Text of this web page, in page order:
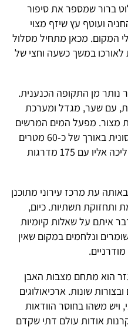
ברור שמספר את סיפור
ועוטף עץ שיזף מצוי
המקום. מכאן מתחיל מסלול
לאורכו במשך כשעה וחצי של
מן התקופה הכנענית.
עם שער, מגדל ומערכת
מצור. מפעל המים המרשים
של העיר מבוסס על מנהרה אלכסונית באורך של כ-60 מטרים
שנחפרה אל מפלס מי התהום והוליכה אליו עם 175 מדרגות
עת מרכז עירוני מתוכנן
ותחזוקת תשתיות. כיום,
איתם על שאלות קיומיות
ונלחמים במקום שאין
הוא מתחם מצבות האבן
שונות. ארכיאולוגים
משהו בחוסר הוודאות
אודות עולם דתי שקדם